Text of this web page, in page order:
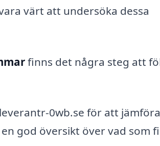
värt att undersöka dessa
finns det några steg att
0wb.se för att
god översikt över vad som